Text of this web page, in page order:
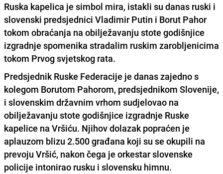
Ruska kapelica je simbol mira, istakli su danas ruski i
slovenski predsjednici Vladimir Putin i Borut Pahor
tokom obraćanja na obilježavanju stote godišnjice
izgradnje spomenika stradalim ruskim zarobljenicima
tokom Prvog svjetskog rata.
Predsjednik Ruske Federacije je danas zajedno s
kolegom Borutom Pahorom, predsjednikom Slovenije,
i slovenskim državnim vrhom sudjelovao na
obilježavanju stote godišnjice izgradnje Ruske
kapelice na Vršiću. Njihov dolazak popraćen je
aplauzom blizu 2.500 građana koji su se okupili na
prevoju Vršić, nakon čega je orkestar slovenske
policije intonirao rusku i slovensku himnu.